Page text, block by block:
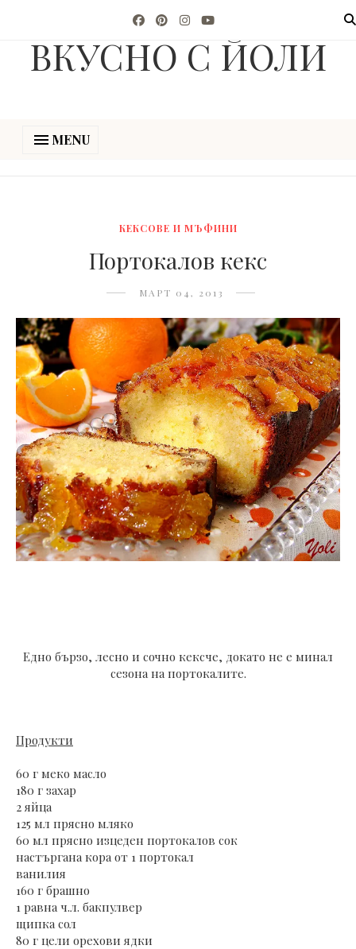
ВКУСНО С ЙОЛИ
MENU
КЕКСОВЕ И МЪФИНИ
Портокалов кекс
МАРТ 04, 2013
Едно бързо, лесно и сочно кексче, докато не е минал
сезона на портокалите.
Продукти
60 г меко масло
180 г захар
2 яйца
125 мл прясно мляко
60 мл прясно изцеден портокалов сок
настъргана кора от 1 портокал
ванилия
160 г брашно
1 равна ч.л. бакпулвер
щипка сол
80 г цели орехови ядки